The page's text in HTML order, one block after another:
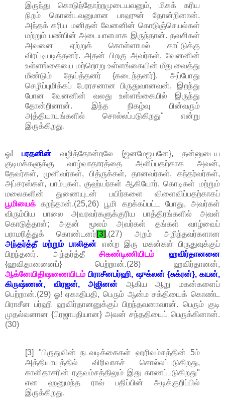
இருந்து கொடுந்தோற்றமுடையவனும், மிகக் கரிய
நிறம் கொண்டவனுமான பாஹுன் தோன்றினான்.
அந்தக் கரிய மனிதன் வேனனின் கொடுஞ்செயல்கள்
மற்றும் பண்பின் அடையாளமாக இருந்தான். தவசிகள்
அவனை ஏற்றுக் கொள்ளாமல் காட்டுக்கு
விரட்டியடித்தனர். அதன் பிறகு அவர்கள், வேனனின்
உள்ளங்கையை மற்றொறு உள்ளங்கையின் மீது வைத்து
மீண்டும் தேய்த்தனர் {கடைந்தனர்}. அப்போது
செழிப்புமிக்கப் பேரரசனான பிருதுவானவன், இறந்து
போன வேனனின் வலது உள்ளங்கையில் இருந்து
தோன்றினான். இந்த நிகழ்வு பின்வரும்
அத்தியாயங்களில் சொல்லப்படுகிறது" என்று
இருக்கிறது.
ஓ!பரதனின் வழித்தோன்றலே {ஜனமேஜயனே}, தன்னுடைய
குடிமக்களுக்கு வாழ்வாதாரத்தை அளிப்பதற்காக அவன்,
தேவர்கள், முனிவர்கள், பித்ருக்கள், தானவர்கள், கந்தர்வர்கள்,
அப்சரஸ்கள், பாம்புகள், குஹ்யர்கள் ஆகியோர், கொடிகள் மற்றும்
மலைகளின் துணையுடன் பயிர்களை விளைவிப்பதற்காகப்
பூமியைக் கறந்தான்.(25,26) பூமி கறக்கப்பட்ட போது, அவர்கள்
விரும்பிய பாலை அவரவர்களுக்குரிய பாத்திரங்களில் அவள்
கொடுத்தாள்; அதன் மூலம் அவர்கள் தங்கள் வாழ்வைப்
பராமரித்துக் கொண்டனர்[3].(27) அறம் அறிந்தவர்களான
அந்தர்த்தீ மற்றும் பாலிதன் என்ற இரு மகன்கள் பிருதுவுக்குப்
பிறந்தனர். அந்தர்த்தீசிகண்டிணியிடம்
ஹவிர்தானனை
{ஹவிதானனைப்} பெற்றான்.(28) ஹவிர்தானன்,
ஆக்னேயிதிஷணையிடம் பிராசீனபர்ஹி, ஷுக்லன் {சுக்ரன்}, கயன்,
கிருஷ்ணன், விரஜன், அஜினன் ஆகிய ஆறு மகன்களைப்
பெற்றான்.(29) ஓ! ஏகாதிபதி, பெரும் ஆன்ம சக்தியைக் கொண்ட
பிராசீன பர்ஹி ஹவிர்தானனுக்குப் பிறந்தவனாவான். பெரும் குடி
முதல்வனான {பிரஜாபதியான} அவன் சந்ததியைப் பெருக்கினான்.
(30)
[3] "பிருதுவின் நடவடிக்கைகள் ஹரிவம்சத்தின் 5ம்
அத்தியாயத்தில் விரிவாகச் சொல்லப்படுகிறது,
காளிதாசரின் ரகுவம்சத்திலும் இது காணப்படுகிறது"
என ஹனுமந்த ராவ் பதிப்பின் அடிக்குறிப்பில்
இருக்கிறது.